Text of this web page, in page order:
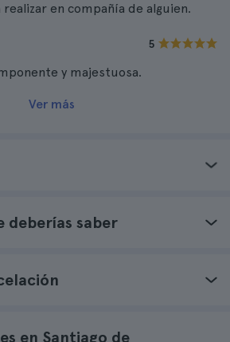
en compañía de alguien.
5
y majestuosa.
Ver más
deberías saber
en Santiago de